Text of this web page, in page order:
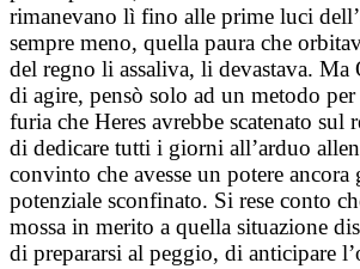
rimanevano lì fino alle prime luci
sempre meno, quella paura che
del regno li assaliva, li devastava. Ma
di agire, pensò solo ad un metodo
furia che Heres avrebbe scatenato sul
di dedicare tutti i giorni all’arduo
convinto che avesse un potere ancora
potenziale sconfinato. Si rese conto
mossa in merito a quella situazione
di prepararsi al peggio, di anticipare